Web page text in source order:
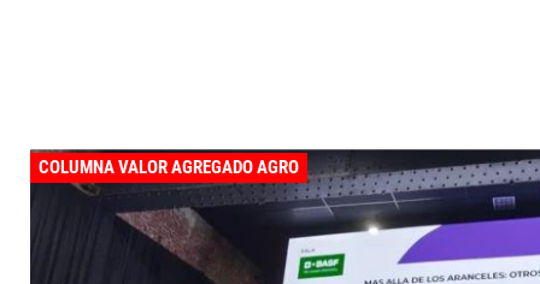
COLUMNA VALOR AGREGADO AGRO